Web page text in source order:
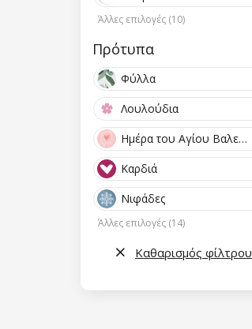
Άλλες επιλογές (10)
Πρότυπα
Φύλλα
Λουλούδια
Ημέρα του Αγίου Βαλεντίνου
Καρδιά
Νιφάδες
Άλλες επιλογές (14)
Καθαρισμός φίλτρου